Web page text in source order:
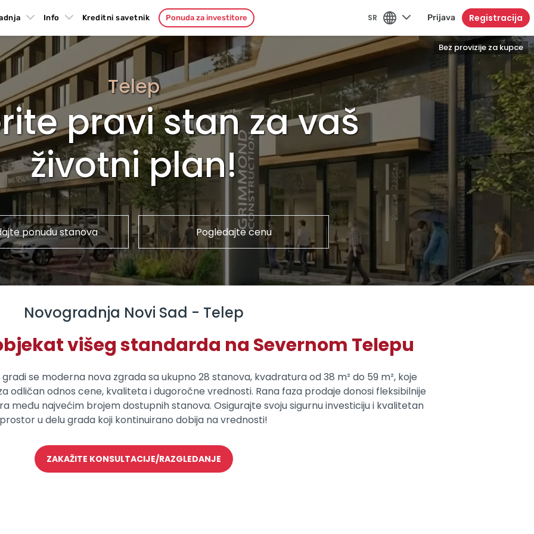
SR
Info Kreditni savetnik Ponuda za investitore Prijava Registracija
Bez provizije za kupce
Telep
pravi stan za vaš
životni plan!
ponudu stanova Pogledajte cenu
Novogradnja Novi Sad - Telep
višeg standarda na Severnom Telepu
se moderna nova zgrada sa ukupno 28 stanova, kvadratura od 38 m² do 59 m², koje
odličan odnos cene, kvaliteta i dugoročne vrednosti. Rana faza prodaje donosi fleksibilnije
među najvećim brojem dostupnih stanova. Osigurajte svoju sigurnu investiciju i kvalitetan
prostor u delu grada koji kontinuirano dobija na vrednosti!
ZAKAŽITE KONSULTACIJE/RAZGLEDANJE